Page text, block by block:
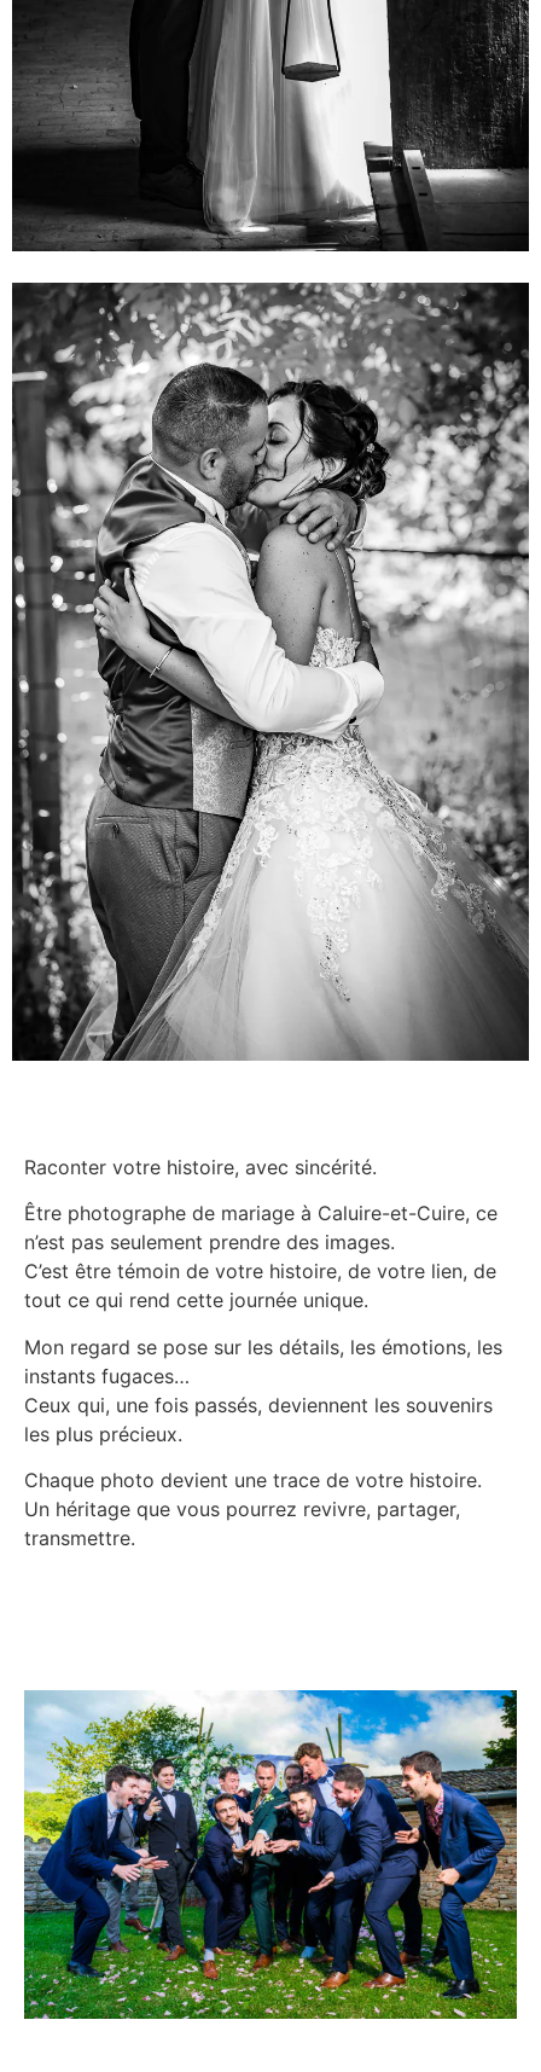
Raconter votre histoire, avec sincérité.
Être photographe de mariage à Caluire-et-Cuire, ce
n’est pas seulement prendre des images.
C’est être témoin de votre histoire, de votre lien, de
tout ce qui rend cette journée unique.
Mon regard se pose sur les détails, les émotions, les
instants fugaces…
Ceux qui, une fois passés, deviennent les souvenirs
les plus précieux.
Chaque photo devient une trace de votre histoire.
Un héritage que vous pourrez revivre, partager,
transmettre.